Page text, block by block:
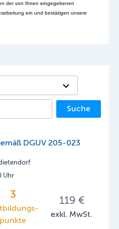
der von Ihnen eingegebenen
ein und bestätigen unsere
Suche
DGUV 205-023
Uhr
3
punkte
119 €
exkl. MwSt.